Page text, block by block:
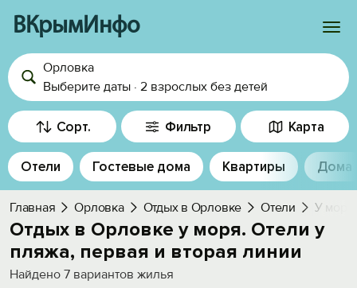
ВКрымИнфо
Войти
Избранное
История просмотра
Добавить свой объект
Орловка
Выберите даты · 2 взрослых без детей
Сорт. Фильтр Карта
Отели Гостевые дома Квартиры Дома
Главная Орловка Отдых в Орловке Отели У
Отдых в Орловке у моря. Отели у
пляжа, первая и вторая линии
Найдено 7 вариантов жилья